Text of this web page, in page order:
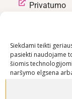
Siekdami teikti
pasiekti naudojame
šiomis
naršymo elgsena
Privatumo
pirkimo –
pardavimo
taisyklės